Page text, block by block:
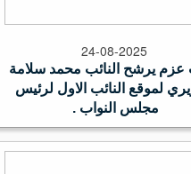
24-08-2025
يرشح النائب محمد سلامة
لموقع النائب الاول لرئيس
مجلس النواب .